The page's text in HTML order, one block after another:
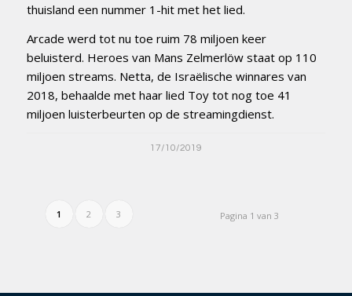
thuisland een nummer 1-hit met het lied.
Arcade werd tot nu toe ruim 78 miljoen keer
beluisterd. Heroes van Mans Zelmerlöw staat op 110
miljoen streams. Netta, de Israëlische winnares van
2018, behaalde met haar lied Toy tot nog toe 41
miljoen luisterbeurten op de streamingdienst.
17/10/2019
Pagina 1 van 3
1 2 3